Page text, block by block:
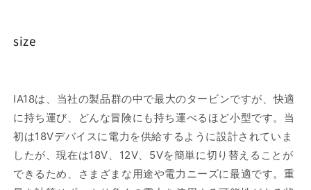
size
IA18は、当社の製品群の中で最大のタービンですが、快適
に持ち運び、どんな冒険にも持ち運べるほど小型です。当
初は18Vデバイスに電力を供給するように設計されていま
したが、現在は18V、12V、5Vを簡単に切り替えることが
できるため、さまざまな用途や電力ニーズに最適です。重